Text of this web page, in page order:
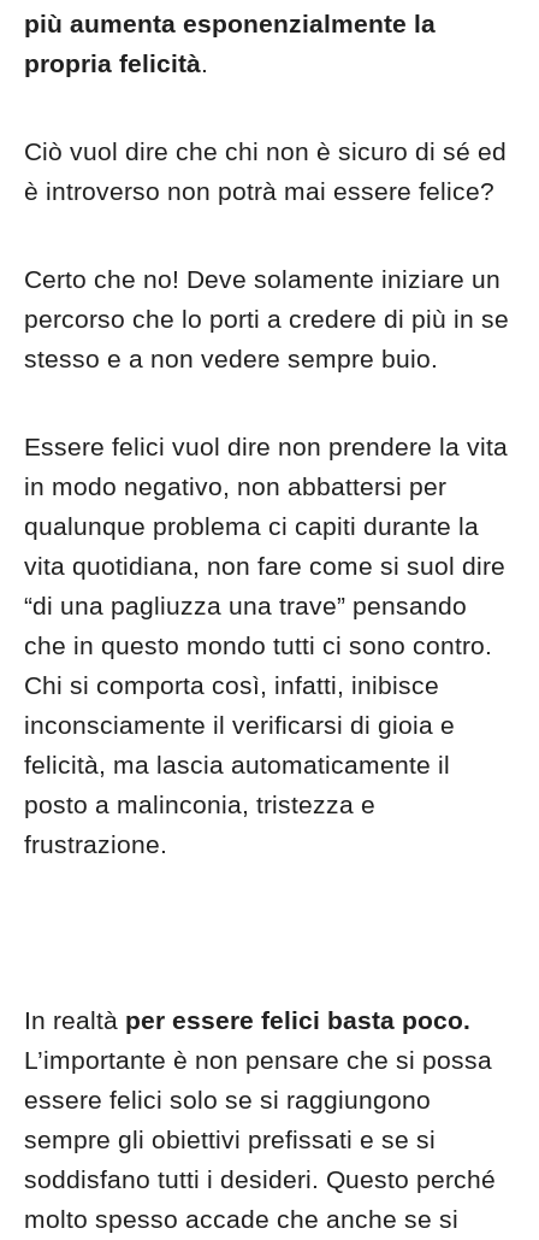
più aumenta esponenzialmente la
propria felicità.
Ciò vuol dire che chi non è sicuro di sé ed
è introverso non potrà mai essere felice?
Certo che no! Deve solamente iniziare un
percorso che lo porti a credere di più in se
stesso e a non vedere sempre buio.
Essere felici vuol dire non prendere la vita
in modo negativo, non abbattersi per
qualunque problema ci capiti durante la
vita quotidiana, non fare come si suol dire
“di una pagliuzza una trave” pensando
che in questo mondo tutti ci sono contro.
Chi si comporta così, infatti, inibisce
inconsciamente il verificarsi di gioia e
felicità, ma lascia automaticamente il
posto a malinconia, tristezza e
frustrazione.
In realtà per essere felici basta poco.
L’importante è non pensare che si possa
essere felici solo se si raggiungono
sempre gli obiettivi prefissati e se si
soddisfano tutti i desideri. Questo perché
molto spesso accade che anche se si